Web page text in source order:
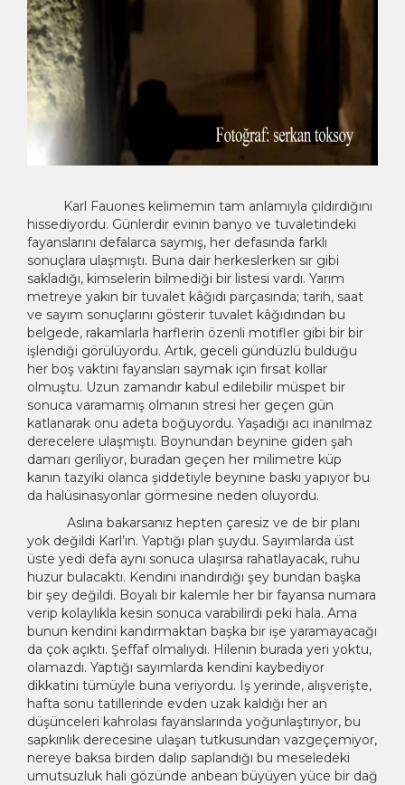
Karl Fauones kelimemin tam anlamıyla çıldırdığını
hissediyordu. Günlerdir evinin banyo ve tuvaletindeki
fayanslarını defalarca saymış, her defasında farklı
sonuçlara ulaşmıştı. Buna dair herkeslerken sır gibi
sakladığı, kimselerin bilmediği bir listesi vardı. Yarım
metreye yakın bir tuvalet kâğıdı parçasında; tarih, saat
ve sayım sonuçlarını gösterir tuvalet kâğıdından bu
belgede, rakamlarla harflerin özenli motifler gibi bir bir
işlendiği görülüyordu. Artık, geceli gündüzlü bulduğu
her boş vaktini fayansları saymak için fırsat kollar
olmuştu. Uzun zamandır kabul edilebilir müspet bir
sonuca varamamış olmanın stresi her geçen gün
katlanarak onu adeta boğuyordu. Yaşadığı acı inanılmaz
derecelere ulaşmıştı. Boynundan beynine giden şah
damarı geriliyor, buradan geçen her milimetre küp
kanın tazyiki olanca şiddetiyle beynine baskı yapıyor bu
da halüsinasyonlar görmesine neden oluyordu.
Aslına bakarsanız hepten çaresiz ve de bir planı
yok değildi Karl’ın. Yaptığı plan şuydu. Sayımlarda üst
üste yedi defa aynı sonuca ulaşırsa rahatlayacak, ruhu
huzur bulacaktı. Kendini inandırdığı şey bundan başka
bir şey değildi. Boyalı bir kalemle her bir fayansa numara
verip kolaylıkla kesin sonuca varabilirdi peki hala. Ama
bunun kendini kandırmaktan başka bir işe yaramayacağı
da çok açıktı. Şeffaf olmalıydı. Hilenin burada yeri yoktu,
olamazdı. Yaptığı sayımlarda kendini kaybediyor
dikkatini tümüyle buna veriyordu. Iş yerinde, alışverişte,
hafta sonu tatillerinde evden uzak kaldığı her an
düşünceleri kahrolası fayanslarında yoğunlaştırıyor, bu
sapkınlık derecesine ulaşan tutkusundan vazgeçemiyor,
nereye baksa birden dalıp saplandığı bu meseledeki
umutsuzluk hali gözünde anbean büyüyen yüce bir dağ